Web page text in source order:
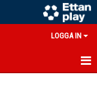
LOGGA IN